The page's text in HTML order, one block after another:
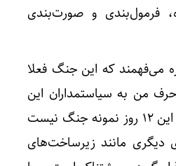
فرمول‌بندی و صورت‌بندی
می‌فهمند که این جنگ فعلا
من به سیاستمداران این
است که گول نخورید! این ۱۲ روز نمونه جنگ نیست
دیگری مانند زیرساخت‌های